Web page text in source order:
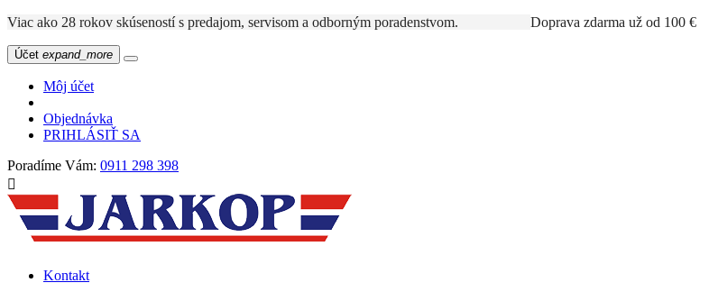
Viac ako 28 rokov skúseností s predajom, servisom a odborným poradenstvom. Doprava zdarma už od 100 €
Účet expand_more
Môj účet
Objednávka
PRIHLÁSIŤ SA
Poradíme Vám: 0911 298 398

Kontakt